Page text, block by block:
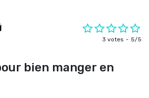
3 votes 5/5
bien manger en